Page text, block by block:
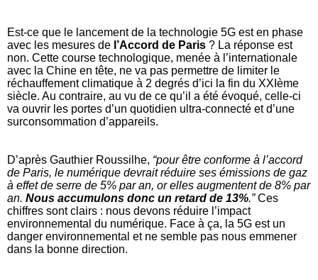
Est-ce que le lancement de la technologie 5G est en phase
avec les mesures de l’Accord de Paris ? La réponse est
non. Cette course technologique, menée à l’internationale
avec la Chine en tête, ne va pas permettre de limiter le
réchauffement climatique à 2 degrés d’ici la fin du XXIème
siècle. Au contraire, au vu de ce qu’il a été évoqué, celle-ci
va ouvrir les portes d’un quotidien ultra-connecté et d’une
surconsommation d’appareils.
D’après Gauthier Roussilhe, “pour être conforme à l’accord
de Paris, le numérique devrait réduire ses émissions de gaz
à effet de serre de 5% par an, or elles augmentent de 8% par
an. Nous accumulons donc un retard de 13%.”Ces
chiffres sont clairs : nous devons réduire l’impact
environnemental du numérique. Face à ça, la 5G est un
danger environnemental et ne semble pas nous emmener
dans la bonne direction.